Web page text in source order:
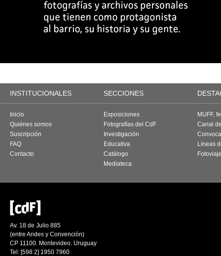
INSTITUCIONALES SECCIONES
Inicio
Quiénes somos
Suscripción
FAQ
Contacto
Exposiciones
Fotografías del CdF
Investigación
Educativa
Catálogo
Mediateca
MUFF,
Canal
Líneas
Av. 18 de Julio 885
(entre Andes y Convención)
CP 11100. Montevideo. Uruguay
Tel: [598 2] 1950 7960